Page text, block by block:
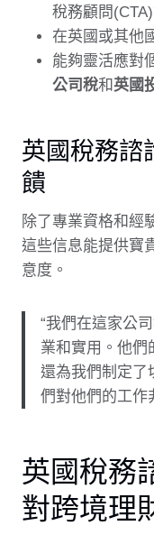
稅務顧問
在英國或其他
能夠靈活應對
公司稅和英國
英國稅務諮
饋
除了專業資格和經
這些信息能提供寶
意度。
“我們在這家公
業和實用。他們
還為我們制定了
們對他們的工作
英國稅務
對跨境理